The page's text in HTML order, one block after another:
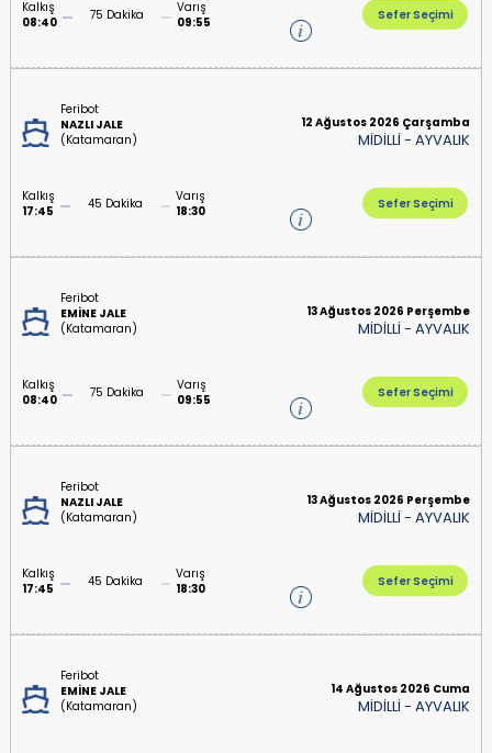
Kalkış
08:40
75 Dakika
Varış
09:55
Sefer Seçimi
Feribot
NAZLI JALE
(Katamaran)
12 Ağustos 2026 Çarşamba
MİDİLLİ-AYVALIK
Kalkış
17:45
45 Dakika
Varış
18:30
Sefer Seçimi
Feribot
EMİNE JALE
(Katamaran)
13 Ağustos 2026 Perşembe
MİDİLLİ-AYVALIK
Kalkış
08:40
75 Dakika
Varış
09:55
Sefer Seçimi
Feribot
NAZLI JALE
(Katamaran)
13 Ağustos 2026 Perşembe
MİDİLLİ-AYVALIK
Kalkış
17:45
45 Dakika
Varış
18:30
Sefer Seçimi
Feribot
EMİNE JALE
(Katamaran)
14 Ağustos 2026 Cuma
MİDİLLİ-AYVALIK